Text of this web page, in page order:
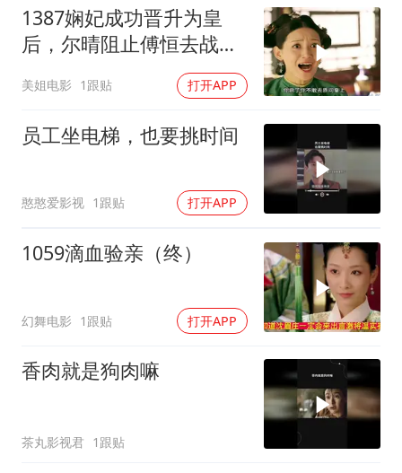
1387娴妃成功晋升为皇
后，尔晴阻止傅恒去战
场，两人彻底撕破脸
美姐电影 1跟贴 打开APP
员工坐电梯，也要挑时间
憨憨爱影视 1跟贴 打开APP
1059滴血验亲（终）
幻舞电影 1跟贴 打开APP
香肉就是狗肉嘛
茶丸影视君 1跟贴